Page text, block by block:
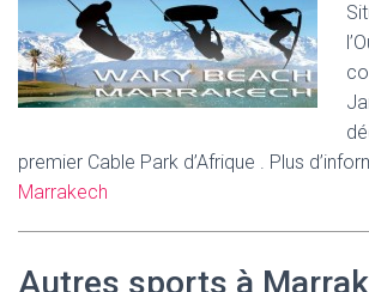
premier Cable Park d’Afrique . Plus
Marrakech
Autres sports à